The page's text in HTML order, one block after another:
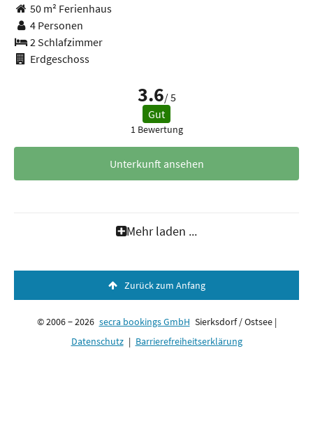
50 m² Ferienhaus
4 Personen
2 Schlafzimmer
Erdgeschoss
3.6/ 5
Gut
1 Bewertung
Unterkunft ansehen
Mehr laden ...
Zurück zum Anfang
© 2006 − 2026 secra bookings GmbH Sierksdorf / Ostsee |
Datenschutz | Barrierefreiheitserklärung